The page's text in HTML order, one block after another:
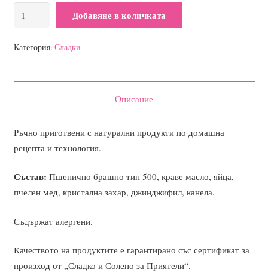
количество
Добавяне в количката
Категория: Сладки
Описание
Ръчно приготвени с натурални продукти по домашна
рецепта и технология.
Състав: Пшенично брашно тип 500, краве масло, яйца,
пчелен мед, кристална захар, джинджифил, канела.
Съдържат алергени.
Качеството на продуктите е гарантирано със сертификат за
произход от „Сладко и Солено за Приятели“.